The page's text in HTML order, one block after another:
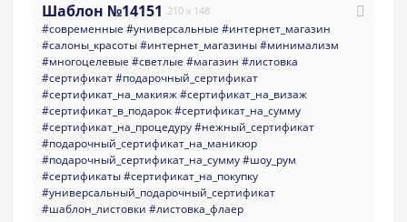
Шаблон №14151 210 x 148
#современные #универсальные #интернет_магазин
#салоны_красоты#интернет_магазины#минимализм
#многоцелевые #светлые #магазин #листовка
#сертификат#подарочный_сертификат
#сертификат_на_макияж#сертификат_на_визаж
#сертификат_в_подарок#сертификат_на_сумму
#сертификат_на_процедуру#нежный_сертификат
#подарочный_сертификат_на_маникюр
#подарочный_сертификат_на_сумму#шоу_рум
#сертификаты#сертификат_на_покупку
#универсальный_подарочный_сертификат
#шаблон_листовки #листовка_флаер